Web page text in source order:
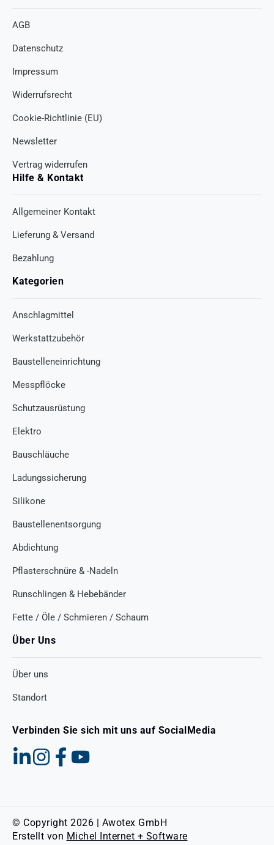
AGB
Datenschutz
Impressum
Widerrufsrecht
Cookie-Richtlinie (EU)
Newsletter
Vertrag widerrufen
Hilfe & Kontakt
Allgemeiner Kontakt
Lieferung & Versand
Bezahlung
Kategorien
Anschlagmittel
Werkstattzubehör
Baustelleneinrichtung
Messpflöcke
Schutzausrüstung
Elektro
Bauschläuche
Ladungssicherung
Silikone
Baustellenentsorgung
Abdichtung
Pflasterschnüre & -Nadeln
Runschlingen & Hebebänder
Fette / Öle / Schmieren / Schaum
Über Uns
Über uns
Standort
Verbinden Sie sich mit uns auf SocialMedia
© Copyright 2026 | Awotex GmbH
Erstellt von Michel Internet + Software